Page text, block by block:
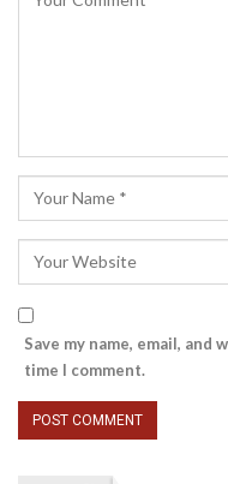
Save my name, email,
time I comment.